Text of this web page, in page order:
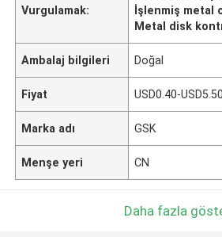
Vurgulamak:
İşlenmiş metal
Metal disk
Ambalaj bilgileri Doğal
Fiyat USD0.40-
Marka adı GSK
Menşe yeri CN
Daha fazla